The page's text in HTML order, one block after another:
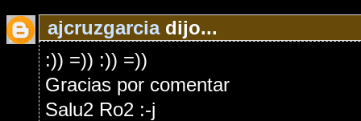
ajcruzgarciadijo...
:)) =)) :)) =))
Gracias por comentar
Salu2 Ro2 :-j